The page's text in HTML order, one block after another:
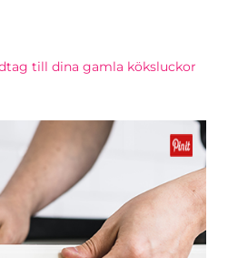
till dina gamla köksluckor